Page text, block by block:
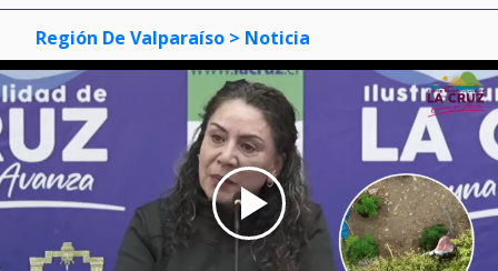
Región De Valparaíso > Noticia